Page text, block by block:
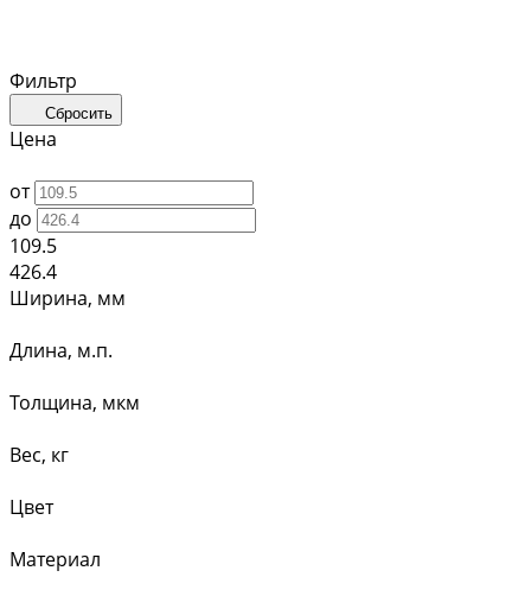
Фильтр
Сбросить
Цена
от
до
109.5
426.4
Ширина, мм
Длина, м.п.
Толщина, мкм
Вес, кг
Цвет
Материал